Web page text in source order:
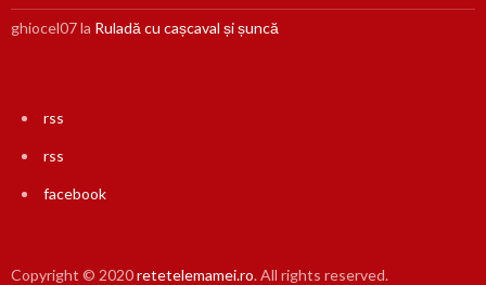
ghiocel07la Ruladă cu cașcaval și șuncă
rss
rss
facebook
Copyright © 2020retetelemamei.ro. All rights reserved.